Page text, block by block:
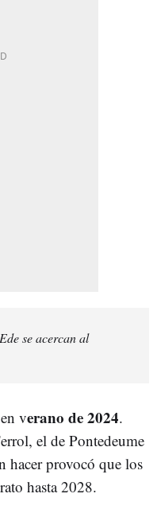
se acercan al
verano de 2024.
el de Pontedeume
hacer provocó que los
hasta 2028.